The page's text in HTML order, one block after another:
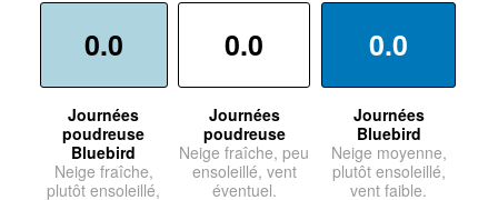
0.0
Journées
poudreuse
Bluebird
Neige fraîche,
plutôt ensoleillé,
0.0
Journées
poudreuse
Neige fraîche, peu
ensoleillé, vent
éventuel.
0.0
Journées
Bluebird
Neige moyenne,
plutôt ensoleillé,
vent faible.